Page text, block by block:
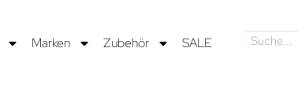
Marken Zubehör SALE